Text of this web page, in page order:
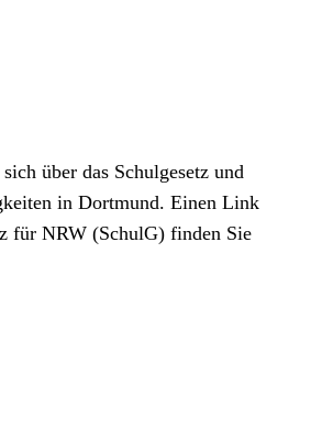
über das Schulgesetz und
in Dortmund. Einen Link
für NRW (SchulG) finden Sie